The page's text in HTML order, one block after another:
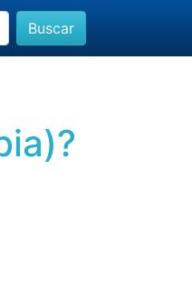
Buscar